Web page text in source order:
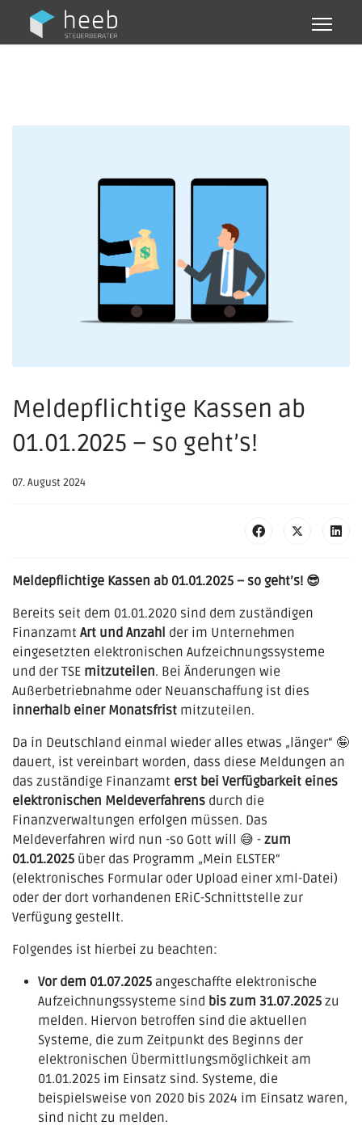
Meldepflichtige Kassen ab
01.01.2025 – so geht’s!
07. August 2024
Meldepflichtige Kassen ab 01.01.2025 – so geht’s! 😎
Bereits seit dem 01.01.2020 sind dem zuständigen
Finanzamt Art und Anzahl der im Unternehmen
eingesetzten elektronischen Aufzeichnungssysteme
und der TSE mitzuteilen. Bei Änderungen wie
Außerbetriebnahme oder Neuanschaffung ist dies
innerhalb einer Monatsfrist mitzuteilen.
Da in Deutschland einmal wieder alles etwas „länger“ 🤪
dauert, ist vereinbart worden, dass diese Meldungen an
das zuständige Finanzamt erst bei Verfügbarkeit eines
elektronischen Meldeverfahrens durch die
Finanzverwaltungen erfolgen müssen. Das
Meldeverfahren wird nun -so Gott will 😅 - zum
01.01.2025 über das Programm „Mein ELSTER“
(elektronisches Formular oder Upload einer xml-Datei)
oder der dort vorhandenen ERiC-Schnitt­stelle zur
Verfügung gestellt.
Folgendes ist hierbei zu beachten:
Vor dem 01.07.2025 angeschaffte elektronische
Aufzeichnungssysteme sind bis zum 31.07.2025 zu
melden. Hiervon betroffen sind die aktuellen
Systeme, die zum Zeitpunkt des Beginns der
elektronischen Übermittlungsmöglichkeit am
01.01.2025 im Einsatz sind. Systeme, die
beispielsweise von 2020 bis 2024 im Einsatz waren,
sind nicht zu melden.